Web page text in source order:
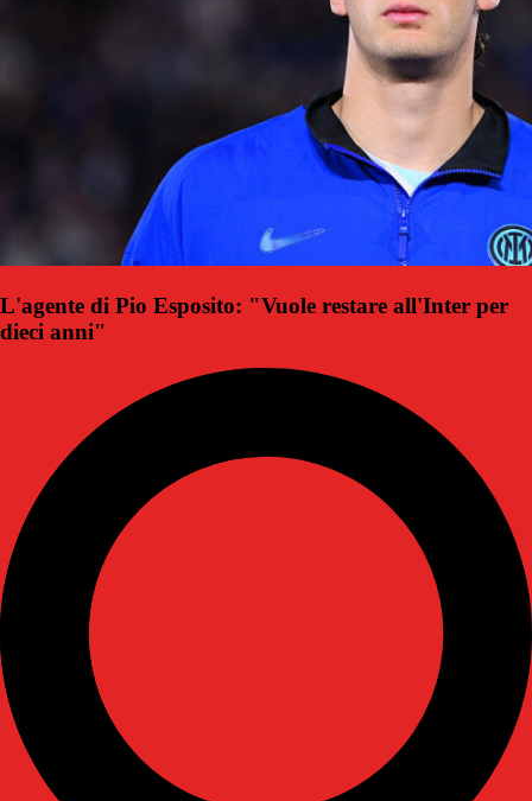
L'agente di Pio Esposito: "Vuole restare all'Inter per
dieci anni"